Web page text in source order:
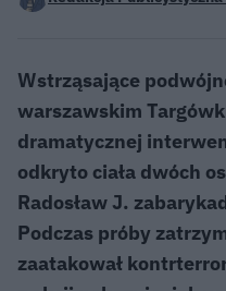
Wstrząsające
warszawskim
dramatycznej
odkryto ciała dwóch
Radosław J.
Podczas próby
zaatakował